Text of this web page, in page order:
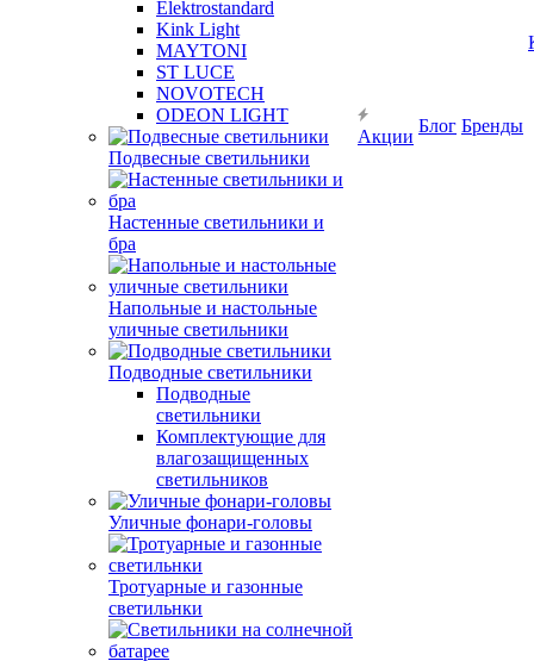
Elektrostandard
Kink Light
MAYTONI
ST LUCE
NOVOTECH
ODEON LIGHT
Подвесные светильники
Настенные светильники и
бра
Напольные и настольные
уличные светильники
Подводные светильники
Подводные
светильники
Комплектующие для
влагозащищенных
светильников
Уличные фонари-головы
Тротуарные и газонные
светильнки
Акции
Блог Бренды